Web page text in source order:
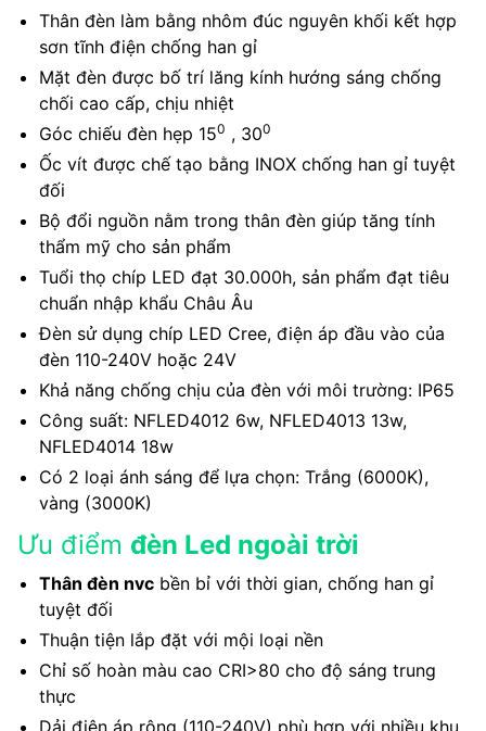
Thân đèn làm bằng nhôm đúc nguyên khối kết hợp
sơn tĩnh điện chống han gỉ
Mặt đèn được bố trí lăng kính hướng sáng chống
chối cao cấp, chịu nhiệt
Góc chiếu đèn hẹp 150 , 300
Ốc vít được chế tạo bằng INOX chống han gỉ tuyệt
đối
Bộ đổi nguồn nằm trong thân đèn giúp tăng tính
thẩm mỹ cho sản phẩm
Tuổi thọ chíp LED đạt 30.000h, sản phẩm đạt tiêu
chuẩn nhập khẩu Châu Âu
Đèn sử dụng chíp LED Cree, điện áp đầu vào của
đèn 110-240V hoặc 24V
Khả năng chống chịu của đèn với môi trường: IP65
Công suất: NFLED4012 6w, NFLED4013 13w,
NFLED4014 18w
Có 2 loại ánh sáng để lựa chọn: Trắng (6000K),
vàng (3000K)
Ưu điểm đèn Led ngoài trời
Thân đèn nvc bền bỉ với thời gian, chống han gỉ
tuyệt đối
Thuận tiện lắp đặt với mội loại nền
Chỉ số hoàn màu cao CRI>80 cho độ sáng trung
thực